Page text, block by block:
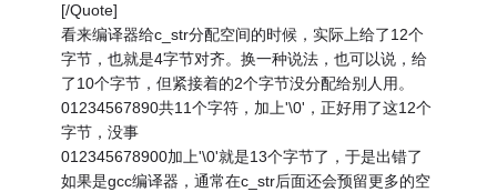
[/Quote]
看来编译器给c_str分配空间的时候，实际上给了12个
字节，也就是4字节对齐。换一种说法，也可以说，给
了10个字节，但紧接着的2个字节没分配给别人用。
01234567890共11个字符，加上'\0'，正好用了这12个
字节，没事
012345678900加上'\0'就是13个字节了，于是出错了
如果是gcc编译器，通常在c_str后面还会预留更多的空